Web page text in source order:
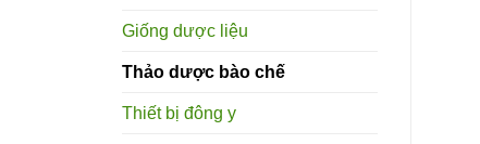
Giống dược liệu
Thảo dược bào chế
Thiết bị đông y